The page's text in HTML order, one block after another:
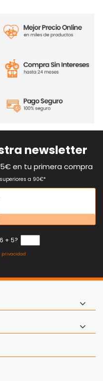
newsletter
en tu primera compra
a 90€*
+ 5?